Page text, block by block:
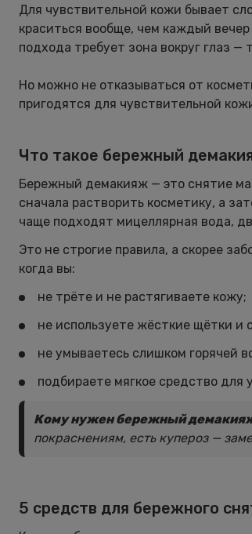
Для чувствительной кожи бывает
краситься вообще, чем каждый
подхода требует зона вокруг глаз —
Но можно не отказываться от
пригодятся для чувствительной
Что такое бережный
Бережный демакияж — это снятие
сначала растворить косметику, а
чаще подходят мицеллярная вода,
Это не строгие правила, а скорее
когда вы:
не трёте и не растягиваете кожу;
не используете жёсткие щётки и
не умываетесь слишком горячей
подбираете мягкое средство для
Кому нужен бережный
покраснениям, есть купероз —
5 средств для бережного